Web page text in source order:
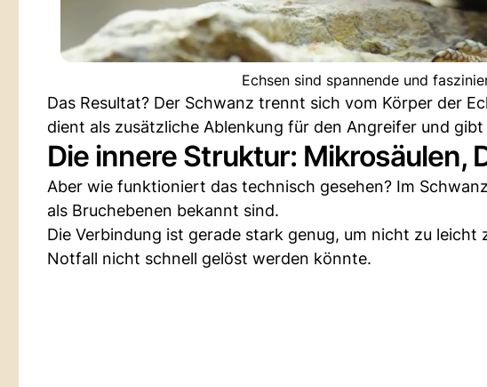
Echsen sind spannende und
Das Resultat? Der Schwanz trennt sich vom Körper der
dient als zusätzliche Ablenkung für den Angreifer und
Die innere Struktur: Mikrosäulen,
Aber wie funktioniert das technisch gesehen? Im
als Bruchebenen bekannt sind.
Die Verbindung ist gerade stark genug, um nicht zu
Notfall nicht schnell gelöst werden könnte.